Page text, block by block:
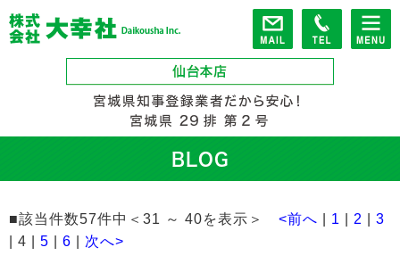
BLOG
■該当件数57件中＜31 ～ 40を表示＞ <前へ 1 2
3
| 4 | 5 6 次へ>